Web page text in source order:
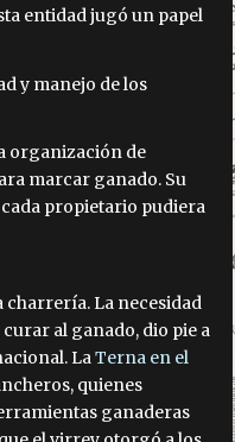
entidad jugó un papel
y manejo de los
organización de
marcar ganado. Su
propietario pudiera
charrería. La necesidad
al ganado, dio pie a
LaTerna en el
quienes
ganaderas